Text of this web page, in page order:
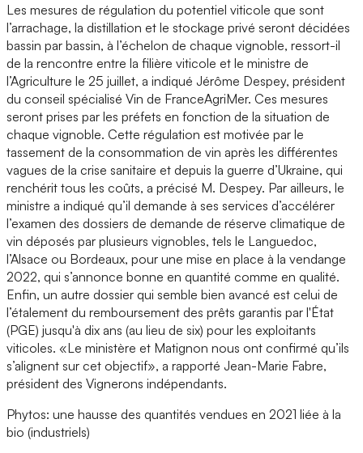
Les mesures de régulation du potentiel viticole que sont
l’arrachage, la distillation et le stockage privé seront décidées
bassin par bassin, à l’échelon de chaque vignoble, ressort-il
de la rencontre entre la filière viticole et le ministre de
l’Agriculture le 25 juillet, a indiqué Jérôme Despey, président
du conseil spécialisé Vin de FranceAgriMer. Ces mesures
seront prises par les préfets en fonction de la situation de
chaque vignoble. Cette régulation est motivée par le
tassement de la consommation de vin après les différentes
vagues de la crise sanitaire et depuis la guerre d’Ukraine, qui
renchérit tous les coûts, a précisé M. Despey. Par ailleurs, le
ministre a indiqué qu’il demande à ses services d’accélérer
l’examen des dossiers de demande de réserve climatique de
vin déposés par plusieurs vignobles, tels le Languedoc,
l’Alsace ou Bordeaux, pour une mise en place à la vendange
2022, qui s’annonce bonne en quantité comme en qualité.
Enfin, un autre dossier qui semble bien avancé est celui de
l’étalement du remboursement des prêts garantis par l'État
(PGE) jusqu'à dix ans (au lieu de six) pour les exploitants
viticoles. «Le ministère et Matignon nous ont confirmé qu’ils
s’alignent sur cet objectif», a rapporté Jean-Marie Fabre,
président des Vignerons indépendants.
Phytos: une hausse des quantités vendues en 2021 liée à la
bio (industriels)